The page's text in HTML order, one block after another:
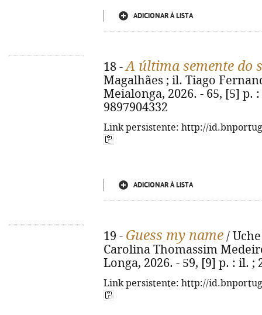
ADICIONAR À LISTA
18 -A última semente do
Magalhães ; il. Tiago
Meialonga, 2026. - 65, [5] p.
9897904332
Link persistente: http://
ADICIONAR À LISTA
19 - Guess my name /
Carolina Thomassim
Longa, 2026. - 59, [9] p. : il. ;
Link persistente: http://